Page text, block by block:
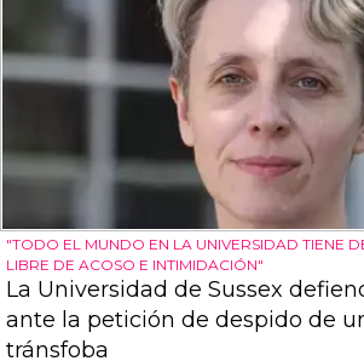
"TODO EL MUNDO EN LA UNIVERSIDAD TIENE
LIBRE DE ACOSO E INTIMIDACIÓN"
La Universidad de Sussex
ante la petición de despido de
tránsfoba